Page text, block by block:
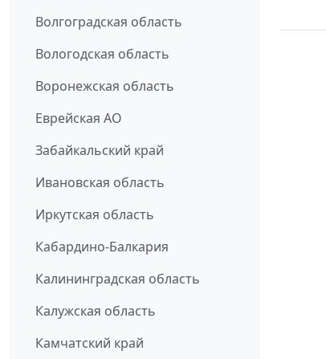
Волгоградская область
Вологодская область
Воронежская область
Еврейская АО
Забайкальский край
Ивановская область
Иркутская область
Кабардино-Балкария
Калининградская область
Калужская область
Камчатский край